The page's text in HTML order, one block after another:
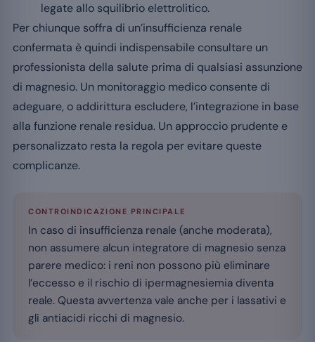
legate allo squilibrio elettrolitico.
Per chiunque soffra di un’insufficienza renale
confermata è quindi indispensabile consultare un
professionista della salute prima di qualsiasi assunzione
di magnesio. Un monitoraggio medico consente di
adeguare, o addirittura escludere, l’integrazione in base
alla funzione renale residua. Un approccio prudente e
personalizzato resta la regola per evitare queste
complicanze.
CONTROINDICAZIONE PRINCIPALE
In caso di insufficienza renale (anche moderata),
non assumere alcun integratore di magnesio senza
parere medico: i reni non possono più eliminare
l’eccesso e il rischio di ipermagnesiemia diventa
reale. Questa avvertenza vale anche per i lassativi e
gli antiacidi ricchi di magnesio.